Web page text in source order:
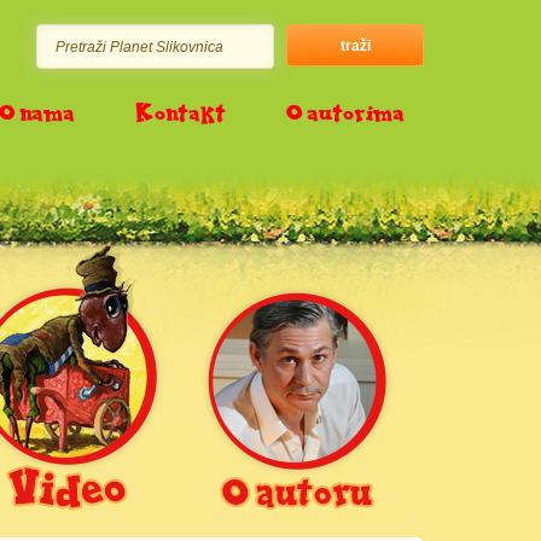
O nama Kontakt O autorima